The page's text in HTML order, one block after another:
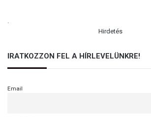
Hirdetés
IRATKOZZON FEL A HÍRLEVELÜNKRE!
Email